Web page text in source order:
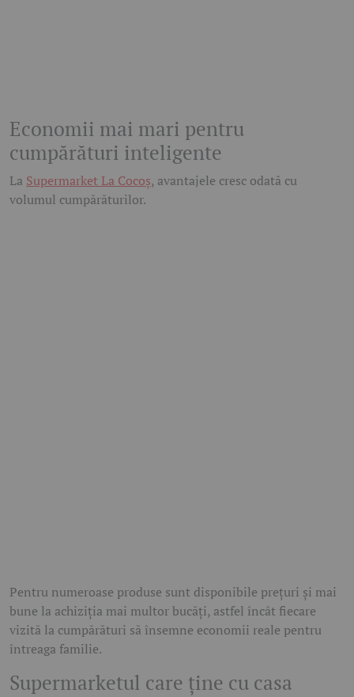
Economii mai mari pentru
cumpărături inteligente
La Supermarket La Cocoș, avantajele cresc odată cu
volumul cumpărăturilor.
Pentru numeroase produse sunt disponibile prețuri și mai
bune la achiziția mai multor bucăți, astfel încât fiecare
vizită la cumpărături să însemne economii reale pentru
întreaga familie.
Supermarketul care ține cu casa